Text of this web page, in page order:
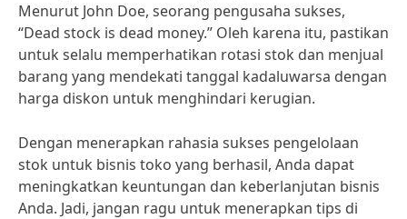
Menurut John Doe, seorang pengusaha sukses,
“Dead stock is dead money.” Oleh karena itu, pastikan
untuk selalu memperhatikan rotasi stok dan menjual
barang yang mendekati tanggal kadaluwarsa dengan
harga diskon untuk menghindari kerugian.
Dengan menerapkan rahasia sukses pengelolaan
stok untuk bisnis toko yang berhasil, Anda dapat
meningkatkan keuntungan dan keberlanjutan bisnis
Anda. Jadi, jangan ragu untuk menerapkan tips di